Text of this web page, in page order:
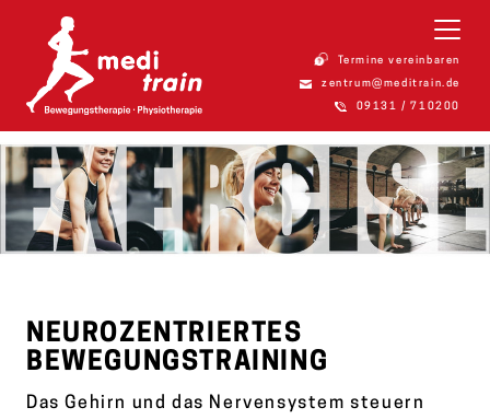
Termine vereinbaren
zentrum@meditrain.de
09131 / 710200
NEUROZENTRIERTES
BEWEGUNGSTRAINING
Das Gehirn und das Nervensystem steuern